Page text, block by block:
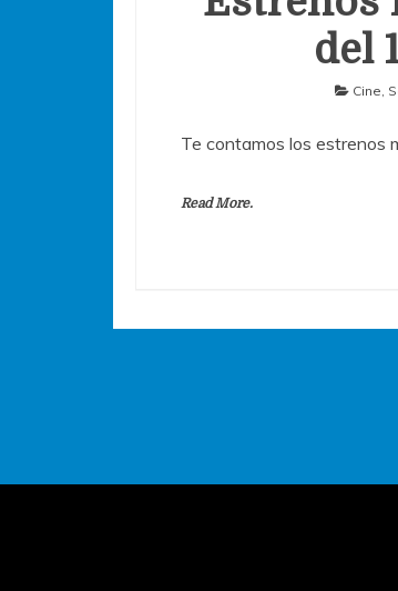
del
Cine
Te contamos los estrenos
Read More.